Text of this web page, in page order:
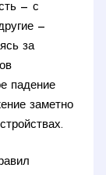
— с
—
за
падение
заметно